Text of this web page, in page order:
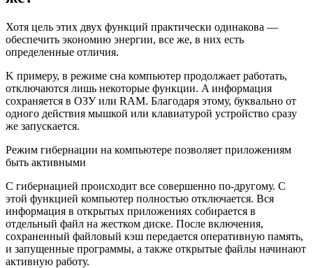
Хотя цель этих двух функций практически одинакова —
обеспечить экономию энергии, все же, в них есть
определенные отличия.
K примеру, в режиме сна компьютер продолжает работать,
отключаются лишь некоторые функции. A информация
сохраняется в ОЗУ или RAM. Благодаря этому, буквально от
одного действия мышкой или клавиатурой устройство сразу
же запускается.
Режим гибернации на компьютере позволяет приложениям
быть активными
С гибернацией происходит все совершенно по-другому. С
этой функцией компьютер полностью отключается. Вся
информация в открытых приложениях собирается в
отдельный файл на жестком диске. После включения,
сохраненный файловый кэш передается оперативную память,
и запущенные программы, а также открытые файлы начинают
активную работу.